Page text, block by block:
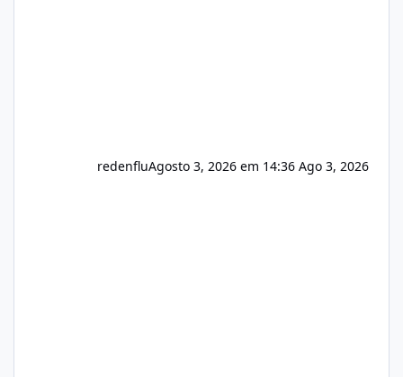
redenfluAgosto 3, 2026 em 14:36 Ago 3, 2026